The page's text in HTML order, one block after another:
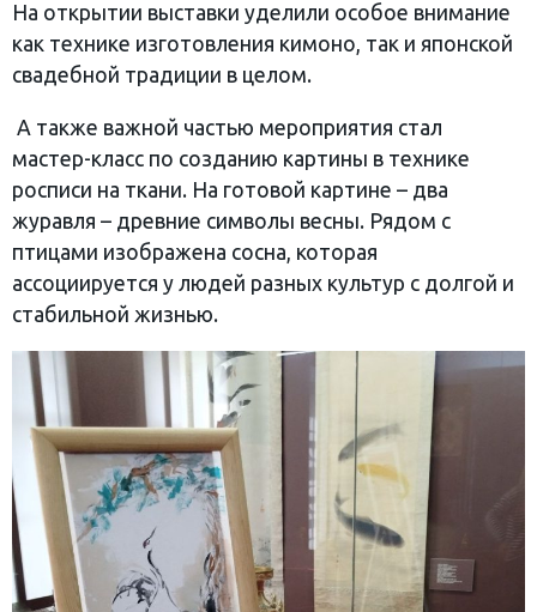
На открытии выставки уделили особое внимание
как технике изготовления кимоно, так и японской
свадебной традиции в целом.
‎ А также важной частью мероприятия стал
мастер-класс по созданию картины в технике
росписи на ткани. На готовой картине – два
журавля – древние символы весны. Рядом с
птицами изображена сосна, которая
ассоциируется у людей разных культур с долгой и
стабильной жизнью.